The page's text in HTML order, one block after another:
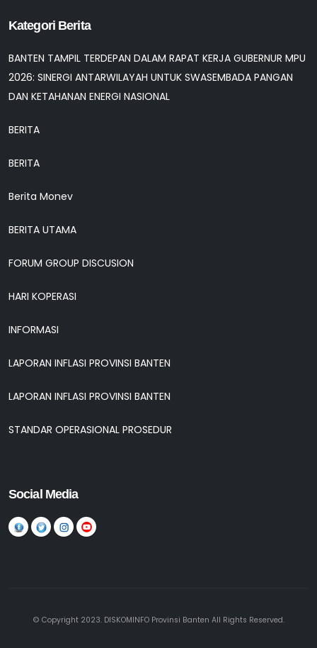
Kategori Berita
BANTEN TAMPIL TERDEPAN DALAM RAPAT KERJA GUBERNUR MPU
2026: SINERGI ANTARWILAYAH UNTUK SWASEMBADA PANGAN
DAN KETAHANAN ENERGI NASIONAL
BERITA
BERITA
Berita Monev
BERITA UTAMA
FORUM GROUP DISCUSION
HARI KOPERASI
INFORMASI
LAPORAN INFLASI PROVINSI BANTEN
LAPORAN INFLASI PROVINSI BANTEN
STANDAR OPERASIONAL PROSEDUR
Social Media
© Copyright 2023. DISKOMINFO Provinsi Banten All Rights Reserved.